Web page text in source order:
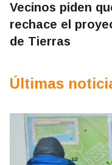
Vecinos piden
rechace el
de Tierras
Últimas